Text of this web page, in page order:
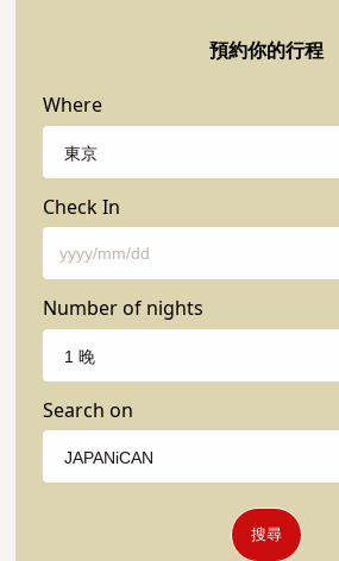
預約你的行程
Where
Check In
Number of nights
Search on
搜尋